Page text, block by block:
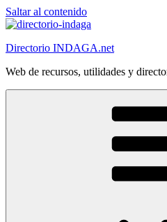
Saltar al contenido
Directorio INDAGA.net
Web de recursos, utilidades y